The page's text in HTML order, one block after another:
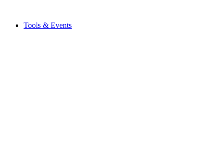
Tools & Events